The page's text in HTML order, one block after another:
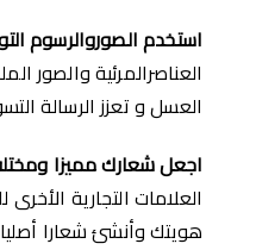
استخدم الصوروالرسوم
العناصرالمرئية والصور
العسل و تعزز الرسالة
اجعل شعارك مميزا
العلامات التجارية
هويتك وأنشئ شعارا أصليا